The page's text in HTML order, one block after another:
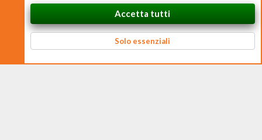
CHEFS.0 Training S.R.L. – Via Ferruccio Ferrari, 2 – 42124 Reggio nell’Emilia
P. IVA 02938170350 – CF e N. Iscrizione Registro Imprese 02938170350 –
REA RE 326384 – Cap. Soc. € 10.000 i.v.
In cima Basso
Accetta tutti
Solo essenziali